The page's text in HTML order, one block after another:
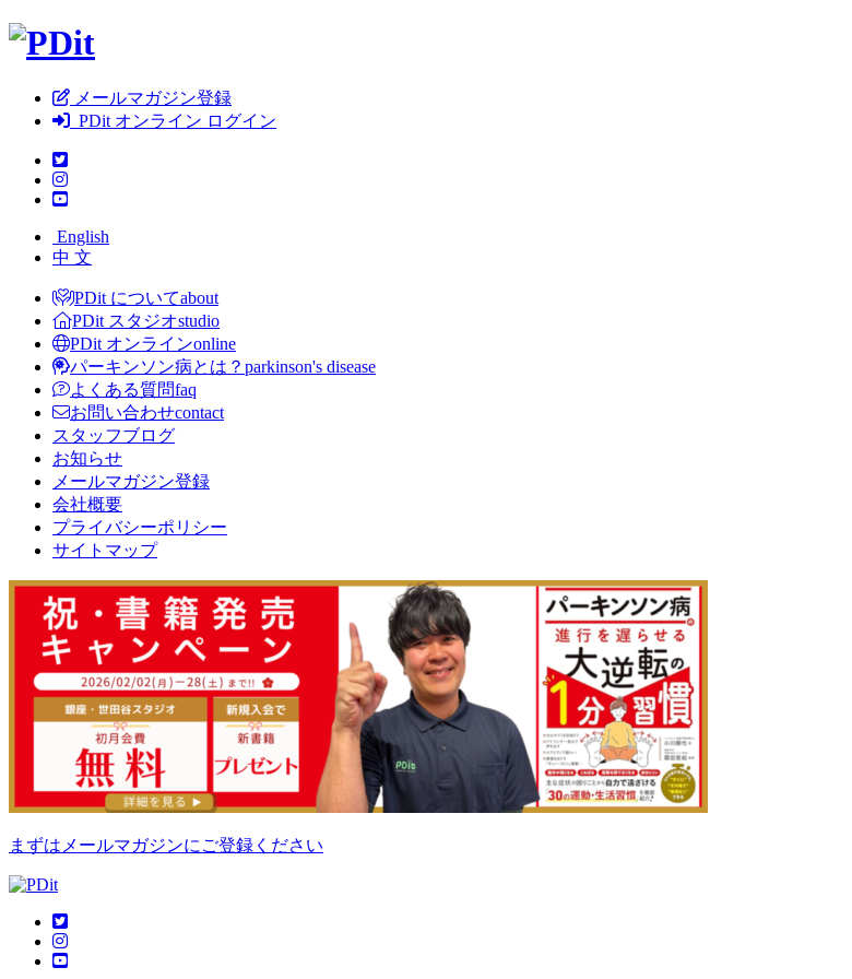
メールマガジン登録
PDit オンライン ログイン
English
中 文
PDit についてabout
PDit スタジオstudio
PDit オンラインonline
パーキンソン病とは？ parkinson's disease
よくある質問faq
お問い合わせcontact
スタッフブログ
お知らせ
メールマガジン登録
会社概要
プライバシーポリシー
サイトマップ
まずはメールマガジンにご登録ください